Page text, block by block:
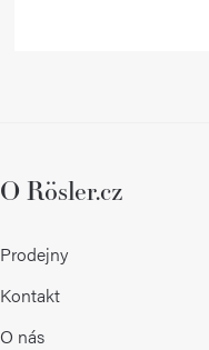
O Rösler.cz
Prodejny
Kontakt
O nás